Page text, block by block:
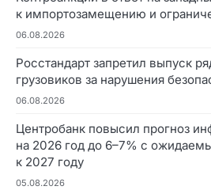
к импортозамещению и
06.08.2026
Росстандарт запретил выпуск
грузовиков за нарушения
06.08.2026
Центробанк повысил прогноз
на 2026 год до 6–7% с
к 2027 году
05.08.2026